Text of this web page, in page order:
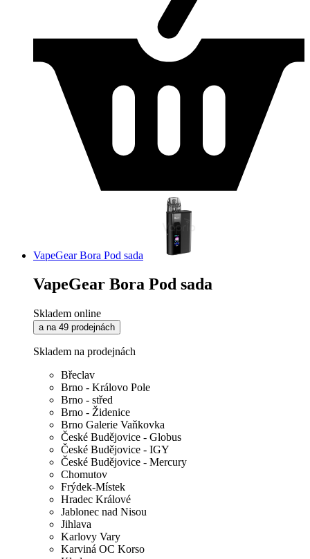
VapeGear Bora Pod sada
VapeGear Bora Pod sada
Skladem online
a na 49 prodejnách
Skladem na prodejnách
Břeclav
Brno - Královo Pole
Brno - střed
Brno - Židenice
Brno Galerie Vaňkovka
České Budějovice - Globus
České Budějovice - IGY
České Budějovice - Mercury
Chomutov
Frýdek-Místek
Hradec Králové
Jablonec nad Nisou
Jihlava
Karlovy Vary
Karviná OC Korso